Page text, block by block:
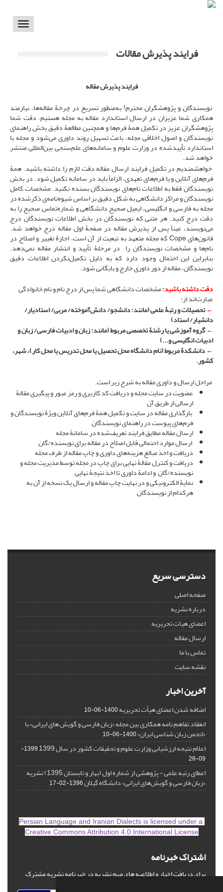
Toggle
فرایند پذیرش مقالات
فرایند پذیرش مقاله
نویسندگان و پژوهشگران محترم! به‌منظور تسریع در چرخۀ مقاله‌ها، نیازمند
همکاری شما عزیزان در ارسال استاندارد مقاله به مجله هستیم. دقت شما
پژوهشگران عزیز در تکمیل همۀ فرم‌ها و همچنین مطالعۀ دقیق بخش راهنمای
نویسندگان و اصول اخلاقی مجله، باعث تسهیل روند داوری می‌شود و مجله با
استاندارد تأییدشده در وزارت علوم و سامانه‌های علم‌سنجی بین‌المللی منتشر
خواهد شد.
خواهشمندیم در تکمیل فرایند ارسال مقاله دقت لازم را داشته باشید. همۀ
فرم‌های آنلاین و یا فرم‌های تعهدی، الزاماً باید در سامانه تکمیل شود. در بخش
نویسندگان فقط به اطلاعات نام‌های نویسندگان بسنده نکنید. مشخصات کامل
نویسندگان و مراکز دانشگاهی به شکل دقیق بر اساس شیوه‌نامه‌ی ذکرشده در
مجله به فارسی و انگلیسی، ایمیل صحیح دانشگاهی و شماره‌تماس صحیح را به
دقت درج کنید. هر متنی که نویسندگان در بخش اطلاعات نویسندگان درج
می‌نویسند، عیناً پس از پذیرش مقاله در صفحۀ اول مقاله درج خواهد شد.
قانون‌های Cope که مجله متعهد به تبعیت از آن است، اجازۀ تغییر و اصلاح در
نام‌ها و مشخصات نویسندگان را در مرحلۀ تأیید و انتشار مقاله نمی‌دهد.
بنابراین این احتمال وجود دارد که به دلیل تکمیل‌نکردن اطلاعات دقیق
نویسندگان، مقاله از دور داوری خارج و بایگانی شود.
دقت داشته باشید:مشخصات دانشگاهی شما پس از درج نام و نام خانوادگی
عبارت‌اند از:
←تحصیلات و رتبۀ علمی (مانند: دانشجو/ دانش‌آموخته/ مربی/ استادیار/
دانشیار/ استاد)
←گروه آموزشی یا رشتۀ تخصصی مربوط (مانند: زبان و ادبیات فارسی/ زبان و
ادبیات انگلیسی و...)
←دانشکدۀ مربوط (نام دانشگاه محل تحصیل یا محل تدریس یا محل کار)،شهر،
کشور.
مراحل ارسال و داوری مقاله به شرح زیر است.
عضویت در سایت مجله و دریافت کد کاربری و رمز عبور و پیگیری مقالۀ
ارسالی از طریق آن
بارگذاری مقاله در سایت و تکمیل همۀ فرم‌های آنلاین ویژۀ نویسندگان و
فرم‌های پیوست در راهنمای نویسندگان
ارسال مقاله مطابق فرایند تعریف‌شده در سامانۀ مجله
ارسال موارد احتمالی قابل اصلاح در مقاله برای نویسنده/گان
دریافت و اخذ مبالغ هزینه‌های داوری و چاپ مقاله از طرف مجله
دریافت و کنترل مقالۀ نهایی برای چاپ در مجله توسط مدیریت مجله و
نویسنده/گان و ادامۀ داوری تا اخذ نتیجۀ نهایی
نمایۀ الکترونیکی و در نهایت چاپ مقاله و ارسال یک نسخه از آن به
هرکدام از نویسندگان
دسترسی سریع
صفحه اصلی
درباره نشریه
اعضای هیات تحریریه
ارسال مقاله
تماس با ما
نقشه سایت
آخرین اخبار
اضافه شدن اعضای هیأت تحریریه1400-06-10
انعقاد تفاهم نامه همکاری بین مجله «زبان فارسی و گویش های ایرانی» با
«انجمن زبان شناسی ایران»1400-06-10
اعلام نتیجه ارزشیابی وزارت علوم و تحقیقات کشور در سال 1399
1399-
09-28
اعطای رتبه علمی - پژوهشی از شماره اول (بهار و تابستان 1395) نشریه
«زبان فارسی و گویش‌های ایرانی» دانشگاه گیلان1396-02-17
is licensed under a
Creative Commons Attribution 4.0 International License
اشتراک خبرنامه
برای دریافت اخبار و اطلاعیه های مهم نشریه در خبرنامه نشریه مشترک